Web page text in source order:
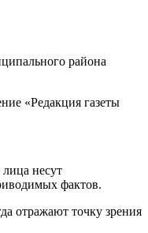
района
«Редакция газеты
несут
фактов.
отражают точку зрения